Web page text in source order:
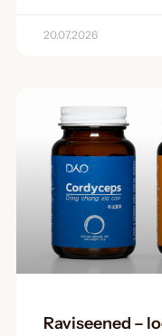
20.07.2026
Raviseened –